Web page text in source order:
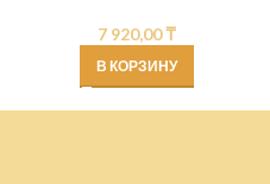
7 920,00₸
В КОРЗИНУ